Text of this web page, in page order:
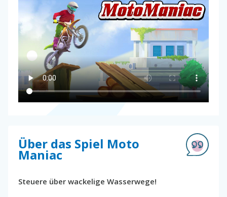
Über das Spiel Moto
Maniac
Steuere über wackelige Wasserwege!